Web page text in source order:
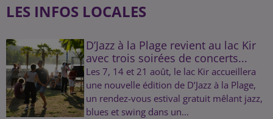
LES INFOS LOCALES
D’Jazz à la Plage revient au lac Kir
avec trois soirées de concerts...
Les 7, 14 et 21 août, le lac Kir accueillera
une nouvelle édition de D’Jazz à la Plage,
un rendez-vous estival gratuit mêlant jazz,
blues et swing dans un...